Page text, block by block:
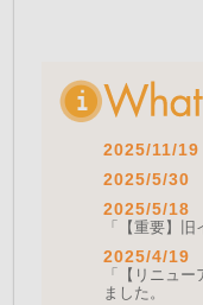
2025/11/19
2025/5/30
2025/5/18
「【重要】
2025/4/19
「【リニュ
ました。